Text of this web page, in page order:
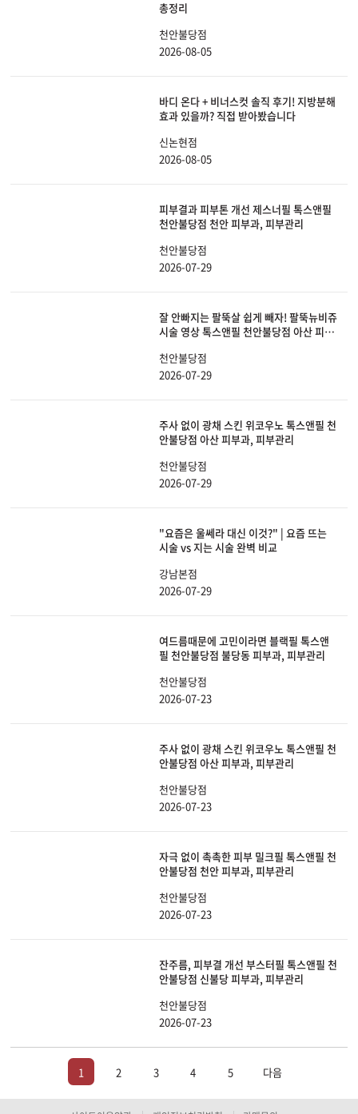
총정리
천안불당점
2026-08-05
바디 온다 + 비너스컷 솔직 후기! 지방분해
효과 있을까? 직접 받아봤습니다
신논현점
2026-08-05
피부결과 피부톤 개선 제스너필 톡스앤필
천안불당점 천안 피부과, 피부관리
천안불당점
2026-07-29
잘 안빠지는 팔뚝살 쉽게 빼자! 팔뚝뉴비쥬
시술 영상 톡스앤필 천안불당점 아산 피부
천안불당점
2026-07-29
주사 없이 광채 스킨 위코우노 톡스앤필 천
안불당점 아산 피부과, 피부관리
천안불당점
2026-07-29
"요즘은 울쎄라 대신 이것?" | 요즘 뜨는
시술 vs 지는 시술 완벽 비교
강남본점
2026-07-29
여드름때문에 고민이라면 블랙필 톡스앤
필 천안불당점 불당동 피부과, 피부관리
천안불당점
2026-07-23
주사 없이 광채 스킨 위코우노 톡스앤필 천
안불당점 아산 피부과, 피부관리
천안불당점
2026-07-23
자극 없이 촉촉한 피부 밀크필 톡스앤필 천
안불당점 천안 피부과, 피부관리
천안불당점
2026-07-23
잔주름, 피부결 개선 부스터필 톡스앤필 천
안불당점 신불당 피부과, 피부관리
천안불당점
2026-07-23
1 2 3 4 5 다음